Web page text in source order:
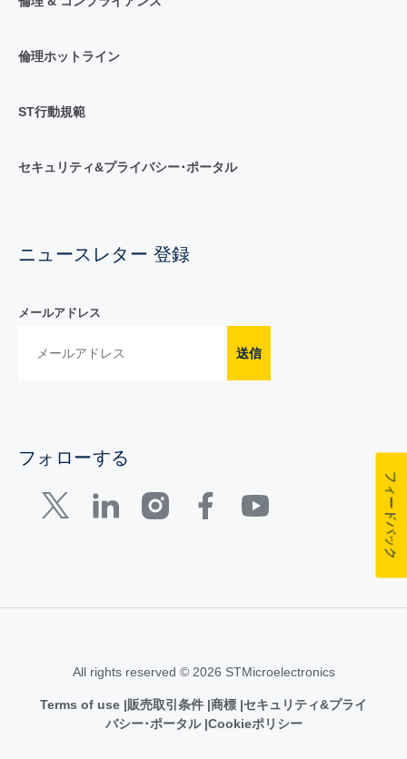
倫理ホットライン
ST行動規範
セキュリティ&プライバシー･ポータル
ニュースレター 登録
メールアドレス
送信
フォローする
All rights reserved © 2026 STMicroelectronics
Terms of use 販売取引条件 商標 セキュリティ&プライ
バシー･ポータル Cookieポリシー
フィードバック